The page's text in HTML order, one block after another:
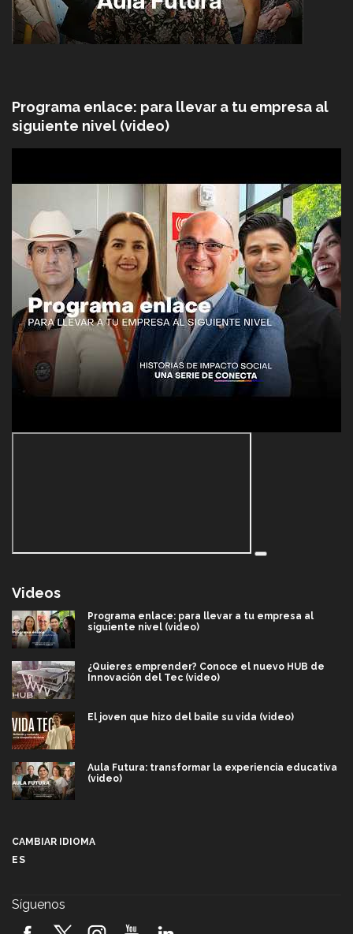
Programa enlace: para llevar a tu empresa al
siguiente nivel (video)
Videos
Programa enlace: para llevar a tu empresa al
siguiente nivel (video)
¿Quieres emprender? Conoce el nuevo HUB de
Innovación del Tec (video)
El joven que hizo del baile su vida (video)
Aula Futura: transformar la experiencia educativa
(video)
2026! (video)
CAMBIAR IDIOMA
ES
Síguenos